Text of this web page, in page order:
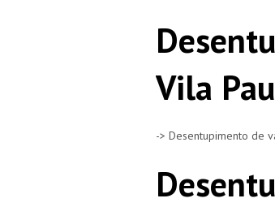
Vila
-> Desentupimento de